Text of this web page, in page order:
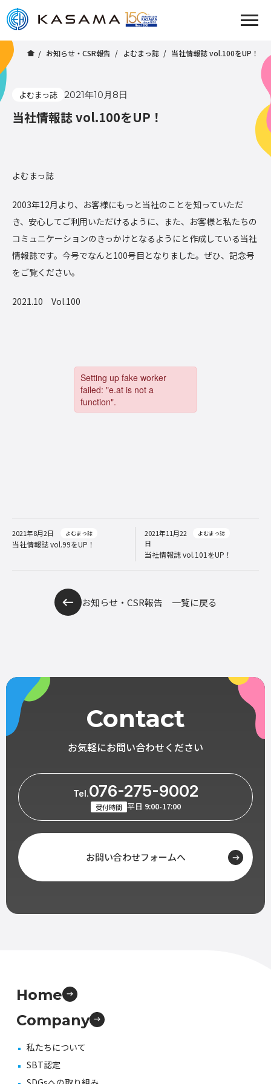
お知らせ・CSR報告 よむまっ誌 当社情報誌 vol.100をUP！
よむまっ誌 2021年10月8日
当社情報誌 vol.100をUP！
よむまっ誌
2003年12月より、お客様にもっと当社のことを知っていただ
き、安心してご利用いただけるように、また、お客様と私たちの
コミュニケーションのきっかけとなるようにと作成している当社
情報誌です。今号でなんと100号目となりました。ぜひ、記念号
をご覧ください。
2021.10 Vol.100
2021年8月2日 よむまっ誌
当社情報誌 vol.99をUP！
2021年11月22
日
よむまっ誌
当社情報誌 vol.101をUP！
お知らせ・CSR報告 一覧に戻る
Contact
お気軽にお問い合わせください
Tel.076-275-9002
受付時間 平日 9:00-17:00
お問い合わせフォームへ
Home
Company
私たちについて
SBT認定